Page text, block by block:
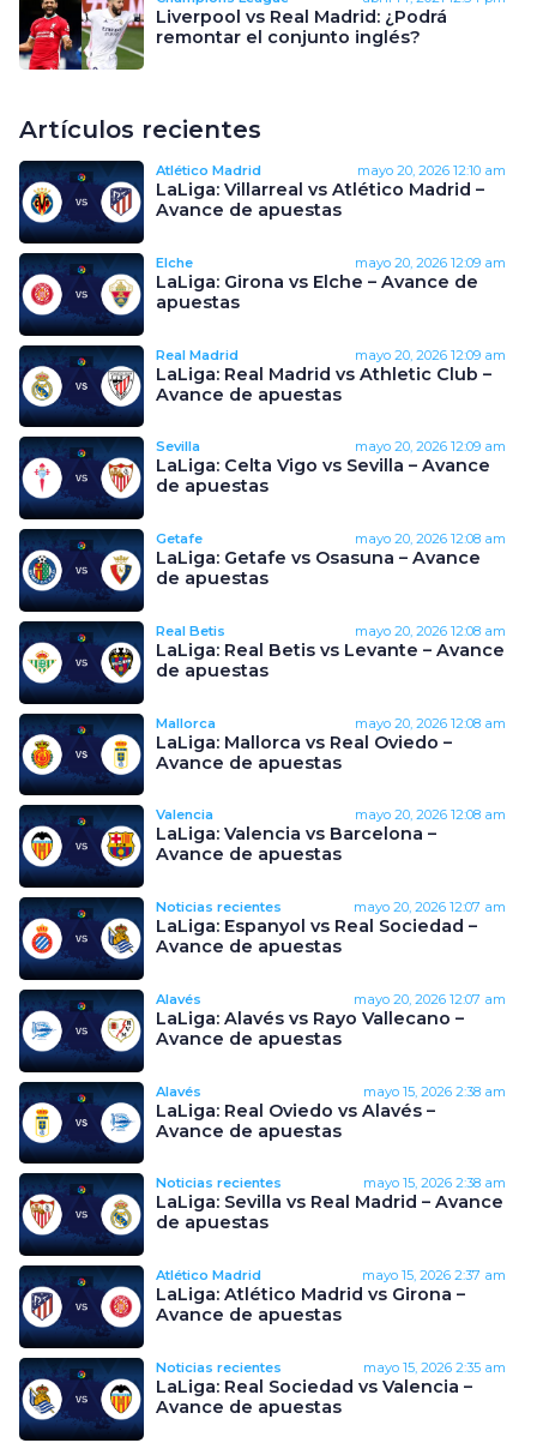
Liverpool vs Real Madrid: ¿Podrá
remontar el conjunto inglés?
Artículos recientes
Atlético Madrid mayo 20, 2026 12:10 am
LaLiga: Villarreal vs Atlético Madrid –
Avance de apuestas
Elche mayo 20, 2026 12:09 am
LaLiga: Girona vs Elche – Avance de
apuestas
Real Madrid mayo 20, 2026 12:09 am
LaLiga: Real Madrid vs Athletic Club –
Avance de apuestas
Sevilla mayo 20, 2026 12:09 am
LaLiga: Celta Vigo vs Sevilla – Avance
de apuestas
Getafe mayo 20, 2026 12:08 am
LaLiga: Getafe vs Osasuna – Avance
de apuestas
Real Betis mayo 20, 2026 12:08 am
LaLiga: Real Betis vs Levante – Avance
de apuestas
Mallorca mayo 20, 2026 12:08 am
LaLiga: Mallorca vs Real Oviedo –
Avance de apuestas
Valencia mayo 20, 2026 12:08 am
LaLiga: Valencia vs Barcelona –
Avance de apuestas
Noticias recientes mayo 20, 2026 12:07 am
LaLiga: Espanyol vs Real Sociedad –
Avance de apuestas
Alavés mayo 20, 2026 12:07 am
LaLiga: Alavés vs Rayo Vallecano –
Avance de apuestas
Alavés mayo 15, 2026 2:38 am
LaLiga: Real Oviedo vs Alavés –
Avance de apuestas
Noticias recientes mayo 15, 2026 2:38 am
LaLiga: Sevilla vs Real Madrid – Avance
de apuestas
Atlético Madrid mayo 15, 2026 2:37 am
LaLiga: Atlético Madrid vs Girona –
Avance de apuestas
Noticias recientes mayo 15, 2026 2:35 am
LaLiga: Real Sociedad vs Valencia –
Avance de apuestas